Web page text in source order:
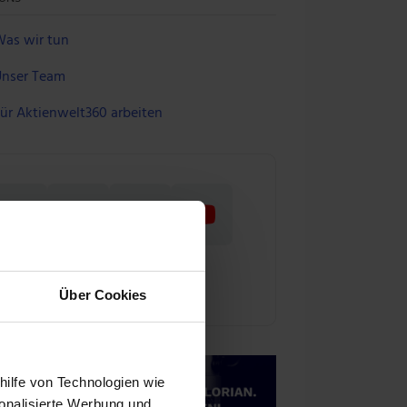
Über Cookies
von Technologien wie
Werbung und
wir tun
Team
Aktienwelt360 arbeiten